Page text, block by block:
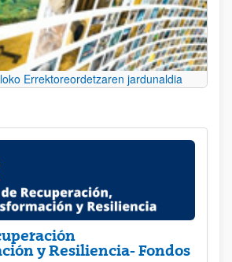
Errektoreordetzaren jardunaldia
y Resiliencia- Fondos